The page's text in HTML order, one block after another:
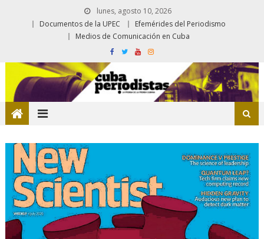
lunes, agosto 10, 2026
Documentos de la UPEC
Efemérides del Periodismo
Medios de Comunicación en Cuba